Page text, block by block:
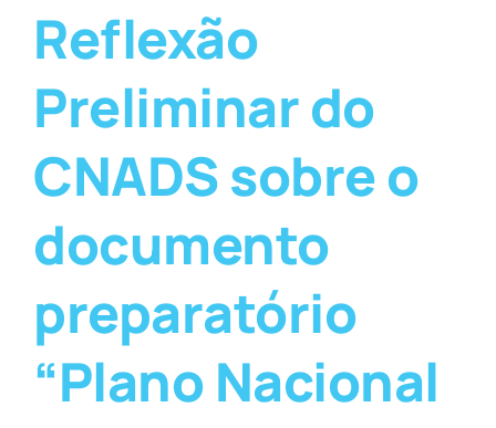
Reflexão
Preliminar do
CNADS sobre o
documento
preparatório
“Plano Nacional